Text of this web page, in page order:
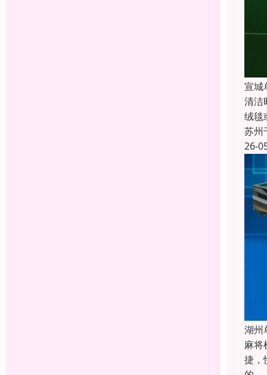
宣城
清洁
绒毯
苏州
26-
湖州
麻将
捷，